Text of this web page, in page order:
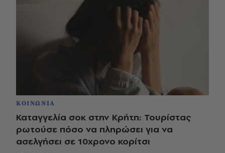
ΚΟΙΝΩΝΙΑ
Καταγγελία σοκ στην Κρήτη: Τουρίστας
ρωτούσε πόσο να πληρώσει για να
ασελγήσει σε 10χρονο κορίτσι